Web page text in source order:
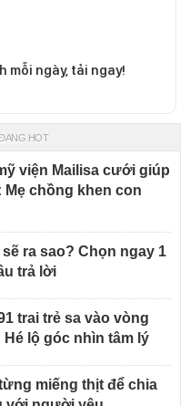
mỗi ngày, tải ngay!
HOT
viện Mailisa cưới giúp
chồng khen con
ra sao? Chọn ngay 1
trả lời
trai trẻ sa vào vòng
lộ góc nhìn tâm lý
miếng thịt để chia